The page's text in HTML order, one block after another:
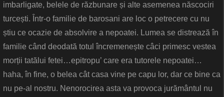
imbarligate, belele de răzbunare și alte asemenea născociri
turcești. Într-o familie de barosani are loc o petrecere cu nu
știu ce ocazie de absolvire a nepoatei. Lumea se distrează în
familie când deodată totul încremenește câci primesc vestea
morții tatălui fetei…epitropu’ care era tutorele nepoatei…
haha, în fine, o belea cât casa vine pe capu lor, dar ce bine ca
nu pe-al nostru. Nenorocirea asta va provoca jurământul nu